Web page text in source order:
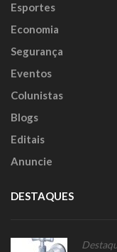
Esportes
Economia
Segurança
Eventos
Colunistas
Blogs
Editais
Anuncie
DESTAQUES